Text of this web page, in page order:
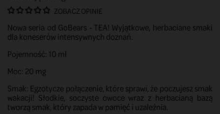
ZOBACZ OPINIE
Nowa seria od GoBears - TEA! Wyjątkowe, herbaciane smaki
dla koneserów intensywnych doznań.
Pojemność: 10 ml
Moc: 20 mg
Smak: Egzotycze połączenie, które sprawi, że poczujesz smak
wakacji! Słodkie, soczyste owoce wraz z herbacianą bazą
tworzą smak, który zapada w pamięć i uzależnia.